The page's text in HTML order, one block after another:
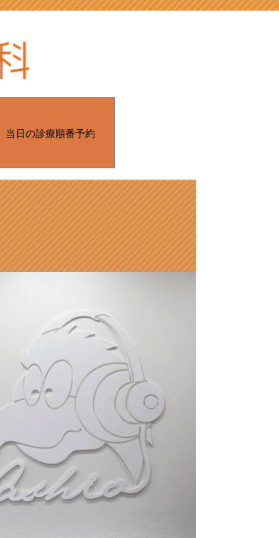
当日の診療順番予約